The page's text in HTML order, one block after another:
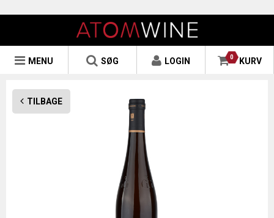
0 KURV
LOGIN
SØG
MENU
TILBAGE